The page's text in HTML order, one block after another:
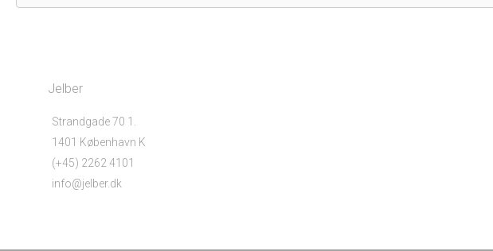
Jelber
Strandgade 70 1.
1401 København K
(+45) 2262 4101
info@jelber.dk